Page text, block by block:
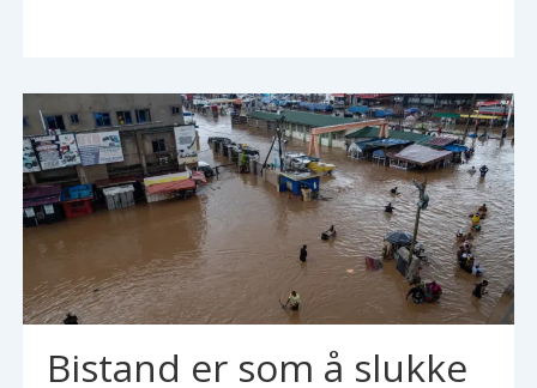
Bistand er som å slukke